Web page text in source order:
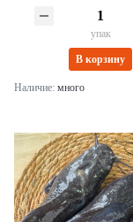
упак
В корзину
Наличие: много